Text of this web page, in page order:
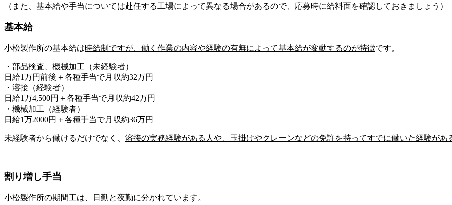
（また、基本給や手当については赴任する工場によって異なる場合があるので、応募時に給料面を確認しておきましょう）
基本給
小松製作所の基本給は時給制 ですが、 働く作業の内容や経験の有無によって基本給が変動するのが特徴です。
・部品検査、機械加工（未経験者）
日給1万円前後＋各種手当で月収約32万円
・溶接（経験者）
日給1万4,500円＋各種手当で月収約42万円
・機械加工（経験者）
日給1万2000円＋各種手当で月収約36万円
未経験者から働けるだけでなく、 溶接の実務経験がある人や、 玉掛けやクレーンなどの免許を持ってすでに働いた経験が
割り増し手当
小松製作所の期間工は、 日勤と夜勤に分かれています。